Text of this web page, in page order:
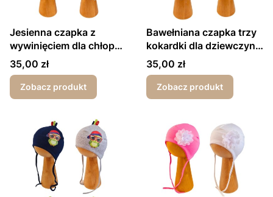
Jesienna czapka z
wywinięciem dla chłopca
Cena
35,00 zł
Zobacz produkt
Bawełniana czapka trzy
kokardki dla dziewczynki
wiosna-jesień
Cena
35,00 zł
Zobacz produkt